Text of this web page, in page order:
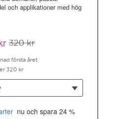
och applikationer med hög
320 kr
första året
320 kr
nu och spara 24 %